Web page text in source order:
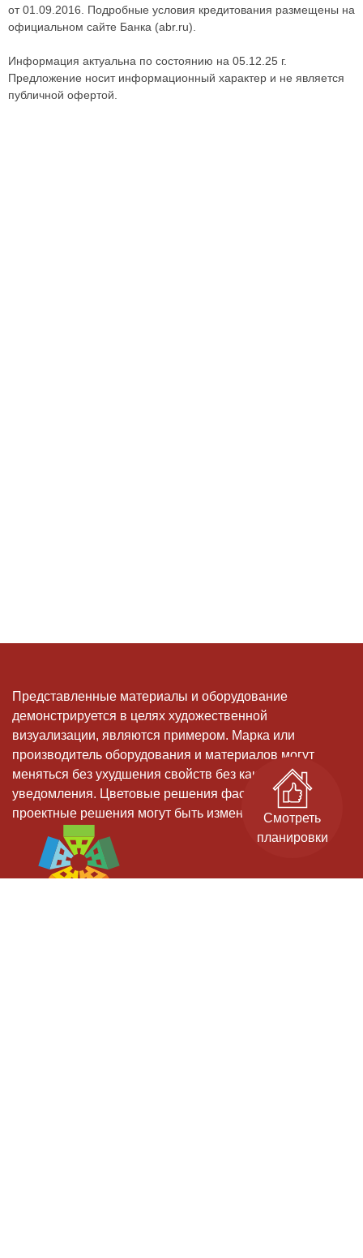
от 01.09.2016. Подробные условия кредитования размещены на
официальном сайте Банка (abr.ru).
Информация актуальна по состоянию на 05.12.25 г.
Предложение носит информационный характер и не является
публичной офертой.
Представленные материалы и оборудование
демонстрируется в целях художественной
визуализации, являются примером. Марка или
производитель оборудования и материалов могут
меняться без ухудшения свойств без какого-либо
уведомления. Цветовые решения фасадов, и иные
проектные решения могут быть измененыСмотреть
планировки